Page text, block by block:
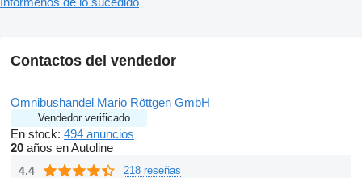
Contactos del vendedor
Omnibushandel Mario Röttgen GmbH
Vendedor verificado
En stock: 494 anuncios
20 años en Autoline
4.4 218 reseñas